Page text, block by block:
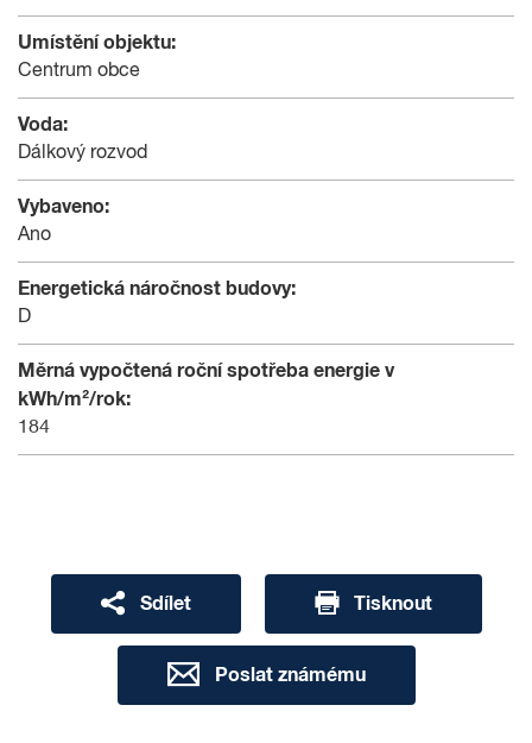
Umístění objektu:
Centrum obce
Voda:
Dálkový rozvod
Vybaveno:
Ano
Energetická náročnost budovy:
D
Měrná vypočtená roční spotřeba energie v
kWh/m²/rok:
184
Sdílet Tisknout
Poslat známému